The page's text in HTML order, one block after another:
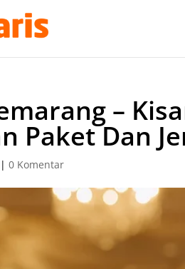
–
Paket Dan
|0 Komentar